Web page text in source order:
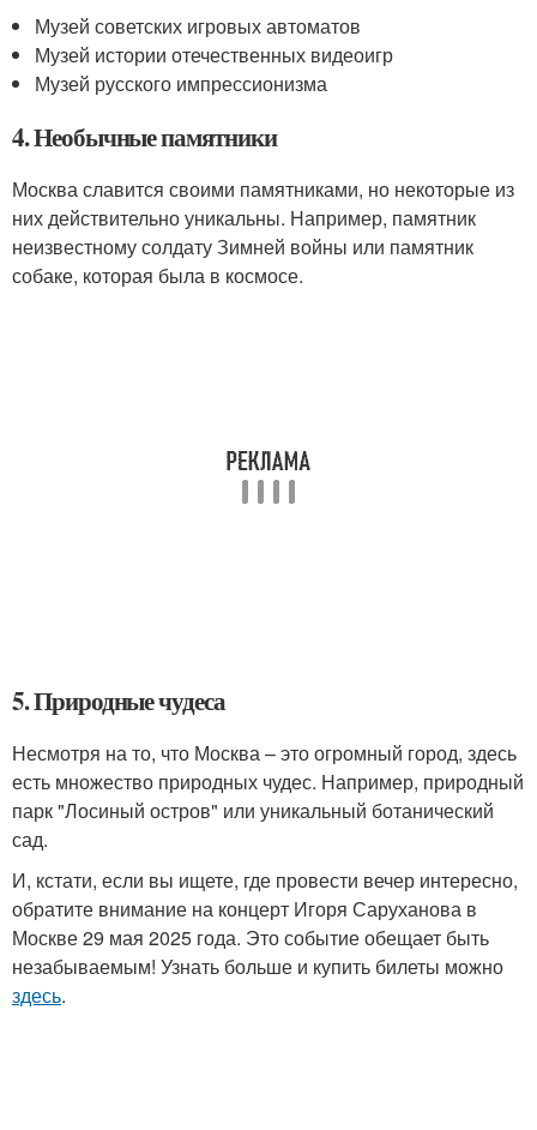
Музей советских игровых автоматов
Музей истории отечественных видеоигр
Музей русского импрессионизма
4. Необычные памятники
Москва славится своими памятниками, но некоторые из
них действительно уникальны. Например, памятник
неизвестному солдату Зимней войны или памятник
собаке, которая была в космосе.
5. Природные чудеса
Несмотря на то, что Москва – это огромный город, здесь
есть множество природных чудес. Например, природный
парк "Лосиный остров" или уникальный ботанический
сад.
И, кстати, если вы ищете, где провести вечер интересно,
обратите внимание на концерт Игоря Саруханова в
Москве 29 мая 2025 года. Это событие обещает быть
незабываемым! Узнать больше и купить билеты можно
здесь.